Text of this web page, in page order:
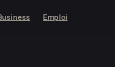
Emploi